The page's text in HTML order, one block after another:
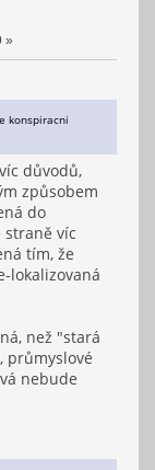
»
konspiracni
důvodů,
způsobem
do
víc
tím, že
lokalizovaná
než "stará
průmyslové
nebude